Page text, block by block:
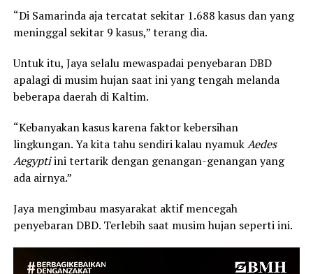
“Di Samarinda aja tercatat sekitar 1.688 kasus dan yang
meninggal sekitar 9 kasus,” terang dia.
Untuk itu, Jaya selalu mewaspadai penyebaran DBD
apalagi di musim hujan saat ini yang tengah melanda
beberapa daerah di Kaltim.
“Kebanyakan kasus karena faktor kebersihan
lingkungan. Ya kita tahu sendiri kalau nyamukAedes
Aegyptiini tertarik dengan genangan-genangan yang
ada airnya.”
Jaya mengimbau masyarakat aktif mencegah
penyebaran DBD. Terlebih saat musim hujan seperti ini.